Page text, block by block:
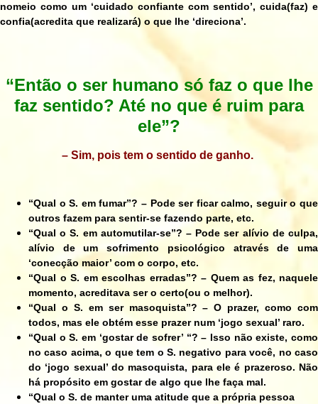
nomeio como um ‘cuidado confiante com sentido’, cuida(faz) e
confia(acredita que realizará) o que lhe ‘direciona’.
“Então o ser humano só faz o que lhe
faz sentido? Até no que é ruim para
ele”?
– Sim, pois tem o sentido de ganho.
“Qual o S. em fumar”? – Pode ser ficar calmo, seguir o que
outros fazem para sentir-se fazendo parte, etc.
“Qual o S. em automutilar-se”? – Pode ser alívio de culpa,
alívio de um sofrimento psicológico através de uma
‘conecção maior’ com o corpo, etc.
“Qual o S. em escolhas erradas”? – Quem as fez, naquele
momento, acreditava ser o certo(ou o melhor).
“Qual o S. em ser masoquista”? – O prazer, como com
todos, mas ele obtém esse prazer num ‘jogo sexual’ raro.
“Qual o S. em ‘gostar de sofrer’ “? – Isso não existe, como
no caso acima, o que tem o S. negativo para você, no caso
do ‘jogo sexual’ do masoquista, para ele é prazeroso. Não
há propósito em gostar de algo que lhe faça mal.
“Qual o S. de manter uma atitude que a própria pessoa